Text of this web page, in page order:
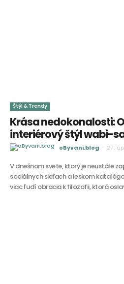
Štýl & Trendy
Krása nedokonalosti:
interiérový štýl wabi-
oByvani.blog - 27.
V dnešnom svete, ktorý je neustále
sociálnych sieťach a leskom
viac ľudí obracia k filozofii, ktorá